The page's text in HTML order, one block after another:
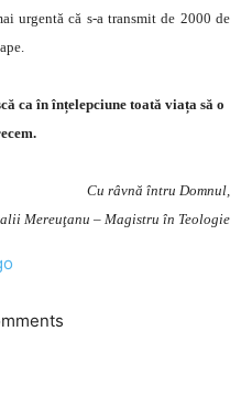
urgentă că s-a transmit de 2000 de
ca în înțelepciune toată viața să o
Cu râvnă întru Domnul,
Mereuţanu – Magistru în Teologie